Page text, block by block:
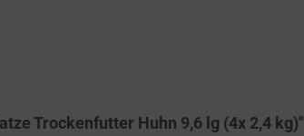
Trockenfutter Huhn 9,6 lg (4x 2,4 kg)"